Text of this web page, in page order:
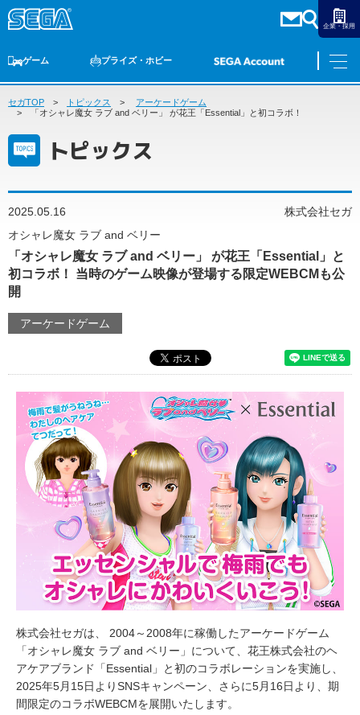
企業・採用
ゲーム
ゲームTOP 家庭用ゲーム PCゲーム
プライズ・ホビー
プライズ トイ S-FIRE セガ ラッキーくじ
オンライン
ゲーム
ゲームTOP
家庭用ゲーム
アーケードゲーム
プライズ・ホビー
トイ
S-FIRE
セガ ラッキーくじ
セガ ラッキーくじ
物販
ダーツ
トピックス
セガTOP トピックス
アーケードゲーム
「オシャレ魔女 ラブ and ベリー」 が花王「Essential」と初コラボ！
トピックス
2025.05.16
株式会社セガ
オシャレ魔女 ラブ and ベリー
「オシャレ魔女 ラブ and ベリー」 が花王「Essential」と
初コラボ！ 当時のゲーム映像が登場する限定WEBCMも公
開
アーケードゲーム
株式会社セガは、 2004～2008年に稼働したアーケードゲーム
「オシャレ魔女 ラブ and ベリー」について、花王株式会社のヘ
アケアブランド「Essential」と初のコラボレーションを実施し、
2025年5月15日よりSNSキャンペーン、さらに5月16日より、期
間限定のコラボWEBCMを展開いたします。